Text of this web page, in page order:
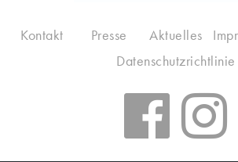
Kontakt Presse Aktuelles
Datenschutzrichtlinie